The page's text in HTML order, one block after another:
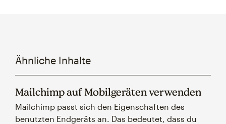
Ähnliche Inhalte
Mailchimp auf Mobilgeräten verwenden
Mailchimp passt sich den Eigenschaften des
benutzten Endgeräts an. Das bedeutet, dass du